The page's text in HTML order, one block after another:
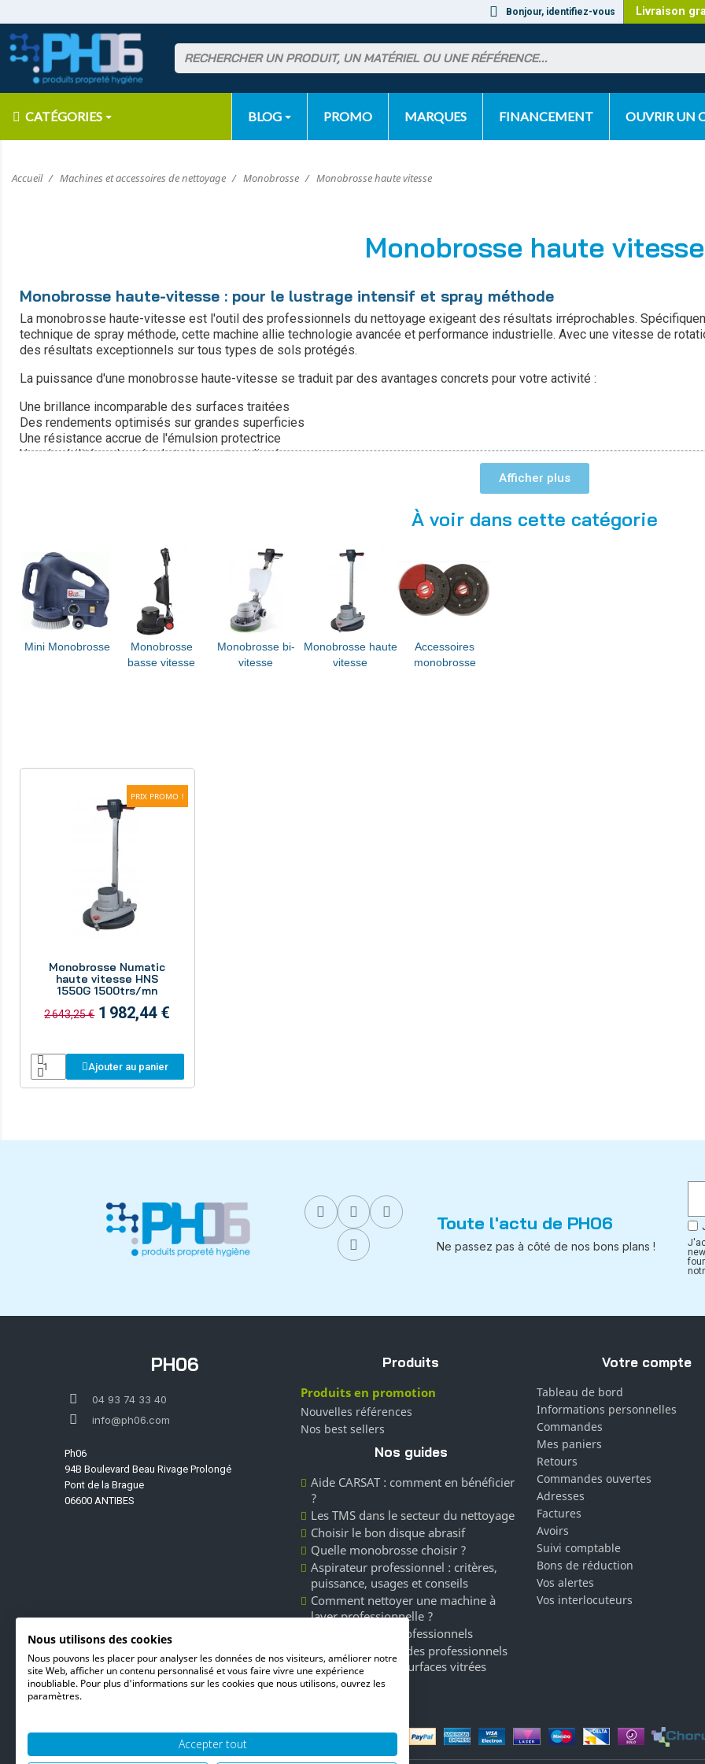
Bonjour, identifiez-vous Livraison
CATÉGORIES BLOG PROMO MARQUES FINANCEMENT OUVRIR UN
Accueil Machines et accessoires de nettoyage Monobrosse Monobrosse haute vitesse
Monobrosse haute vitesse
Monobrosse haute-vitesse : pour le lustrage intensif et spray méthode
La monobrosse haute-vitesse est l'outil des professionnels du nettoyage exigeant des résultats irréprochables.
technique de spray méthode, cette machine allie technologie avancée et performance industrielle. Avec une vitesse de
des résultats exceptionnels sur tous types de sols protégés.
La puissance d'une monobrosse haute-vitesse se traduit par des avantages concrets pour votre activité :
Une brillance incomparable des surfaces traitées
Des rendements optimisés sur grandes superficies
Une résistance accrue de l'émulsion protectrice
Une durabilité prolongée du traitement appliqué
monobrosse haute-vitesse permet d'obtenir des résultats professionnels
combinée à l'action mécanique, restructure la couche de protection du sol. Cette action améliore non seulement l'aspect
résistance du sol aux passages intensifs et aux agressions quotidiennes.
Laspray méthode
, particulièrement efficace avec nos monobrosses haute-vitesse, permet de rénover rapidement les
temps. Cette technique, associée à la haute vitesse de rotation, assure une répartition uniforme du produit et un résultat
Afficher
À voir dans cette catégorie
Mini Monobrosse
Monobrosse
basse vitesse
Monobrosse bi-
vitesse
Monobrosse haute
vitesse
Accessoires
monobrosse
PRIX PROMO !
Monobrosse Numatic
haute vitesse HNS
1550G 1500trs/mn
2 643,25 € 1 982,44 €
Ajouter au panier
Toute l'actu de PH06
Ne passez pas à côté de nos bons plans !
PH06
04 93 74 33 40
info@ph06.com
Ph06
94B Boulevard Beau Rivage Prolongé
Pont de la Brague
06600 ANTIBES
Produits
Produits en promotion
Nouvelles références
Nos best sellers
Nos guides
Aide CARSAT : comment en bénéficier
?
Les TMS dans le secteur du nettoyage
Choisir le bon disque abrasif
Quelle monobrosse choisir ?
Aspirateur professionnel : critères,
puissance, usages et conseils
Comment nettoyer une machine à
laver professionnelle ?
Les détergents professionnels
Unger la marque des professionnels
du nettoyage de surfaces vitrées
Votre compte
Tableau de bord
Informations personnelles
Commandes
Mes paniers
Retours
Commandes ouvertes
Adresses
Factures
Avoirs
Suivi comptable
Bons de réduction
Vos alertes
Vos interlocuteurs
Nous utilisons des cookies
Nous pouvons les placer pour analyser les données de nos visiteurs, améliorer notre
site Web, afficher un contenu personnalisé et vous faire vivre une expérience
inoubliable. Pour plus d'informations sur les cookies que nous utilisons, ouvrez les
paramètres.
Accepter tout